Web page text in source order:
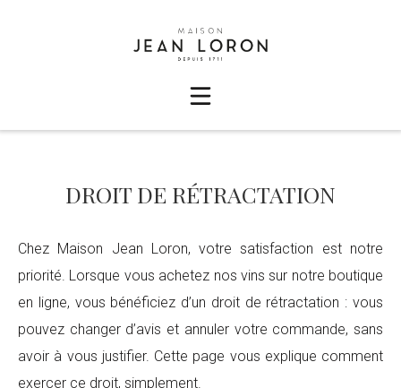
DROIT DE RÉTRACTATION
Chez Maison Jean Loron, votre satisfaction est notre
priorité. Lorsque vous achetez nos vins sur notre boutique
en ligne, vous bénéficiez d’un droit de rétractation : vous
pouvez changer d’avis et annuler votre commande, sans
avoir à vous justifier. Cette page vous explique comment
exercer ce droit, simplement.